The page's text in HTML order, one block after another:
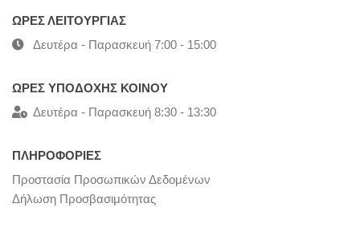
ΩΡΕΣ ΛΕΙΤΟΥΡΓΙΑΣ
Δευτέρα - Παρασκευή 7:00 - 15:00
ΩΡΕΣ ΥΠΟΔΟΧΗΣ ΚΟΙΝΟΥ
Δευτέρα - Παρασκευή 8:30 - 13:30
ΠΛΗΡΟΦΟΡΙΕΣ
Προστασία Προσωπικών Δεδομένων
Δήλωση Προσβασιμότητας